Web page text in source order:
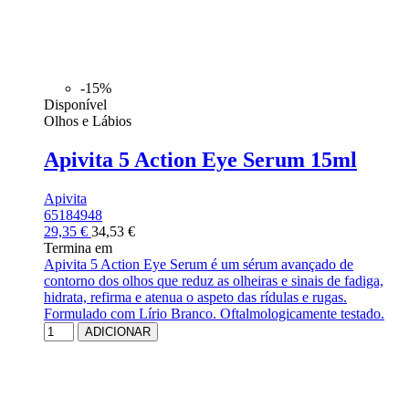
-15%
Disponível
Olhos e Lábios
Apivita 5 Action Eye Serum 15ml
Apivita
65184948
29,35 € 34,53 €
Termina em
Apivita 5 Action Eye Serum é um sérum avançado de
contorno dos olhos que reduz as olheiras e sinais de fadiga,
hidrata, refirma e atenua o aspeto das rídulas e rugas.
Formulado com Lírio Branco. Oftalmologicamente testado.
ADICIONAR